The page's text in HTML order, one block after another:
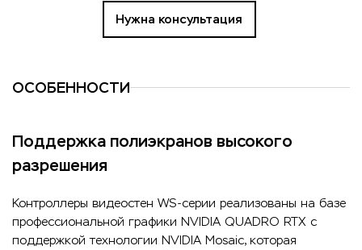
Нужна консультация
ОСОБЕННОСТИ
Поддержка полиэкранов высокого
разрешения
Контроллеры видеостен WS-cерии реализованы на базе
профессиональной графики NVIDIA QUADRO RTX с
поддержкой технологии NVIDIA Mosaic, которая